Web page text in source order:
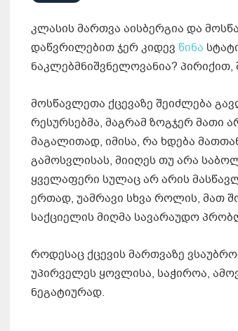
კლასის მართვა აისბერგია და
დაწვრილებით ჯერ კიდევ წინა
ნაკლებმნიშვნელოვანია?
მოსწავლეთა ქცევაზე შეიძლება
რესურსებმა, მაგრამ ზოგჯერ მათი
მაგალითად, იმისა, რა ხდება
გამოსვლისას, მიიღეს თუ არა
ყველაფერი სულაც არ არის
ერთად, უამრავი სხვა როლის, მათ
საქციელის მიღმა სავარაუდო
როდესაც ქცევის მართვაზე
უპირველეს ყოვლისა, საჭიროა,
ნეგატიურად.